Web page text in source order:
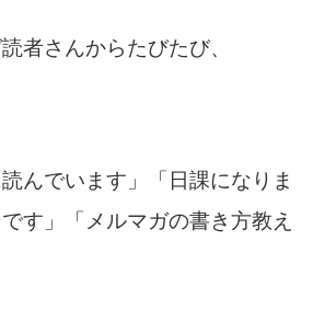
者さんからたびたび、
読んでいます」「日課になりま
す」「メルマガの書き方教え